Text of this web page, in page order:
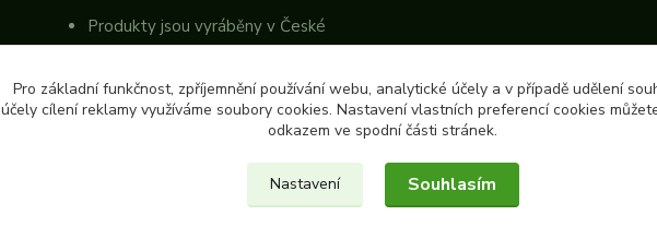
Produkty jsou vyráběny v České
republice
Pro základní funkčnost, zpříjemnění používání webu, analytické účely a v případě udělení
účely cílení reklamy využíváme soubory cookies. Nastavení vlastních preferencí cookies
odkazem ve spodní části stránek.
Nastavení Souhlasím